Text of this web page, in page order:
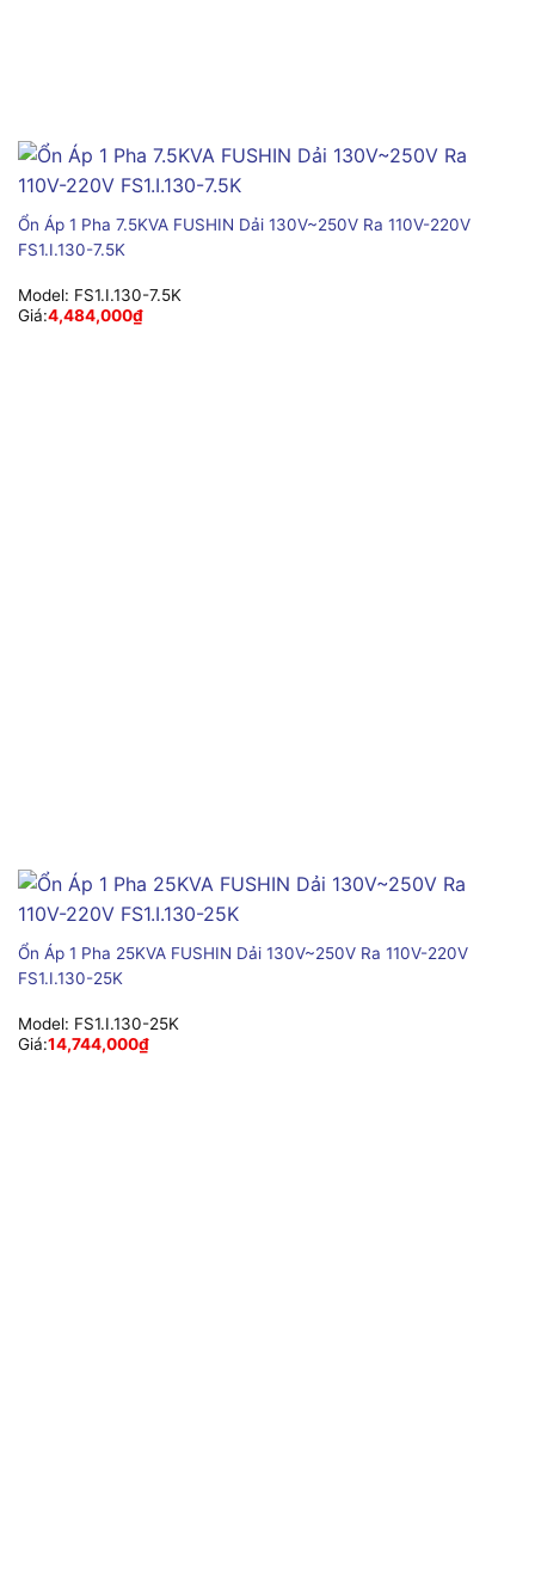
Ổn Áp 1 Pha 7.5KVA FUSHIN Dải 130V~250V Ra 110V-220V
FS1.I.130-7.5K
Model: FS1.I.130-7.5K
Giá:4,484,000₫
Ổn Áp 1 Pha 25KVA FUSHIN Dải 130V~250V Ra 110V-220V
FS1.I.130-25K
Model: FS1.I.130-25K
Giá:14,744,000₫